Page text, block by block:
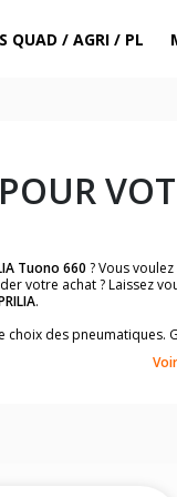
QUAD / AGRI / PL
Tuono 660 ? Vous
votre achat ? Laissez
.
des pneumatiques.
de vos pneus ? Ces